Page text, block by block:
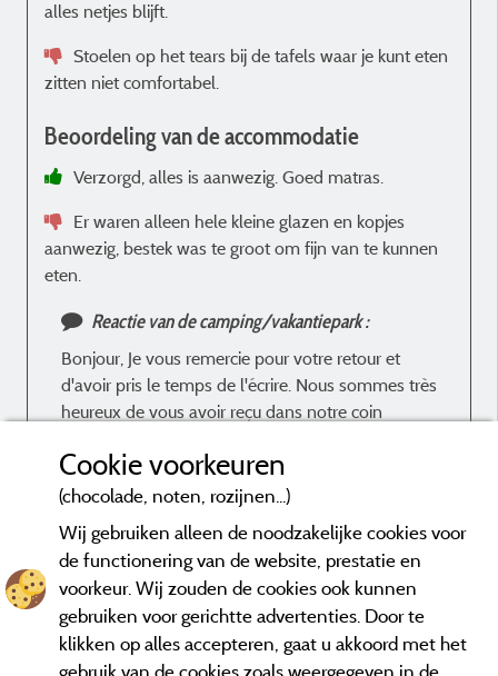
alles netjes blijft.
Stoelen op het tears bij de tafels waar je kunt eten
zitten niet comfortabel.
Beoordeling van de accommodatie
Verzorgd, alles is aanwezig. Goed matras.
Er waren alleen hele kleine glazen en kopjes
aanwezig, bestek was te groot om fijn van te kunnen
eten.
Reactie van de camping/vakantiepark :
Bonjour, Je vous remercie pour votre retour et
d'avoir pris le temps de l'écrire. Nous sommes très
heureux de vous avoir reçu dans notre coin
bientôt Vanessa et Thomas
Beoordelingen die niet ouder zijn dan drie jaar en een controle
hebben ondergaan.Meer informatie
Cookie voorkeuren
(chocolade, noten, rozijnen...)
Wij gebruiken alleen de noodzakelijke cookies voor
de functionering van de website, prestatie en
voorkeur. Wij zouden de cookies ook kunnen
gebruiken voor gerichtte advertenties. Door te
klikken op alles accepteren, gaat u akkoord met het
gebruik van de cookies zoals weergegeven in de